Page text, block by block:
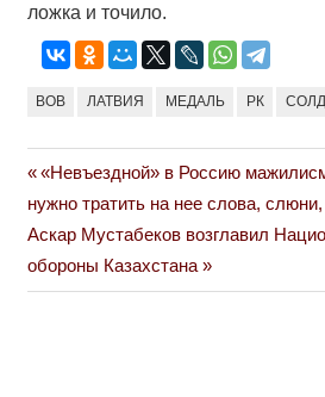
ложка и точило.
ВОВ ЛАТВИЯ МЕДАЛЬ РК
Навигация
по
записям
Previous
Post:
«Невъездной» в Россию
нужно тратить на нее слова,
Next
Post:
Аскар Мустабеков возглавил
обороны Казахстана